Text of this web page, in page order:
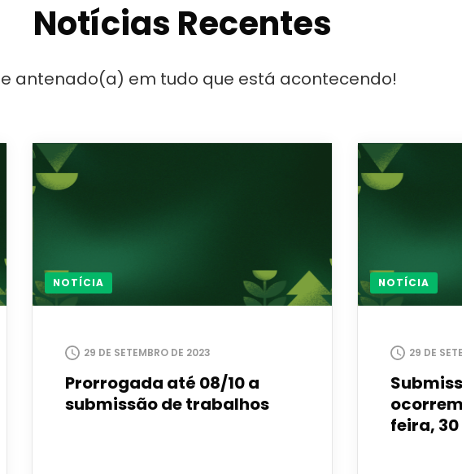
Notícias Recentes
antenado(a) em tudo que está acontecendo!
NOTÍCIA
29 DE SETEMBRO DE 2023
Prorrogada até 08/10 a
submissão de trabalhos
NOTÍCIA
29 DE
feira,